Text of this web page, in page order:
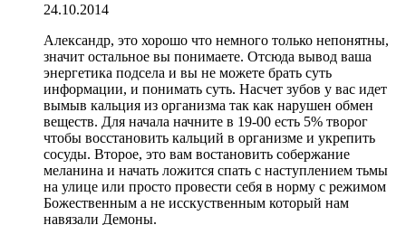
24.10.2014
Александр, это хорошо что немного только непонятны,
значит остальное вы понимаете. Отсюда вывод ваша
энергетика подсела и вы не можете брать суть
информации, и понимать суть. Насчет зубов у вас идет
вымыв кальция из организма так как нарушен обмен
веществ. Для начала начните в 19-00 есть 5% творог
чтобы восстановить кальций в организме и укрепить
сосуды. Второе, это вам востановить собержание
меланина и начать ложится спать с наступлением тьмы
на улице или просто провести себя в норму с режимом
Божественным а не исскуственным который нам
навязали Демоны.